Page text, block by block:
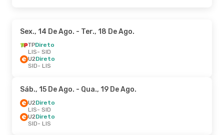
Sex., 14 De Ago. - Ter., 18 De Ago.
TPDireto
LIS- SID
U2Direto
SID- LIS
Sáb., 15 De Ago. - Qua., 19 De Ago.
U2Direto
LIS- SID
U2Direto
SID- LIS